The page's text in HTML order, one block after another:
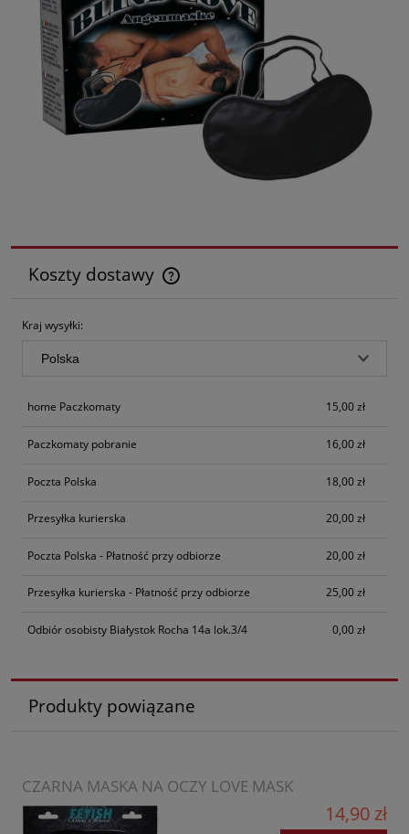
Koszty dostawy
Cena nie zawiera ewentualnych kosztów płatności
Kraj wysyłki:
home Paczkomaty 15,00 zł
Paczkomaty pobranie 16,00 zł
Poczta Polska 18,00 zł
Przesyłka kurierska 20,00 zł
Poczta Polska - Płatność przy odbiorze 20,00 zł
Przesyłka kurierska - Płatność przy odbiorze 25,00 zł
Odbiór osobisty Białystok Rocha 14a lok.3/4 0,00 zł
Produkty powiązane
CZARNA MASKA NA OCZY LOVE MASK
14,90 zł